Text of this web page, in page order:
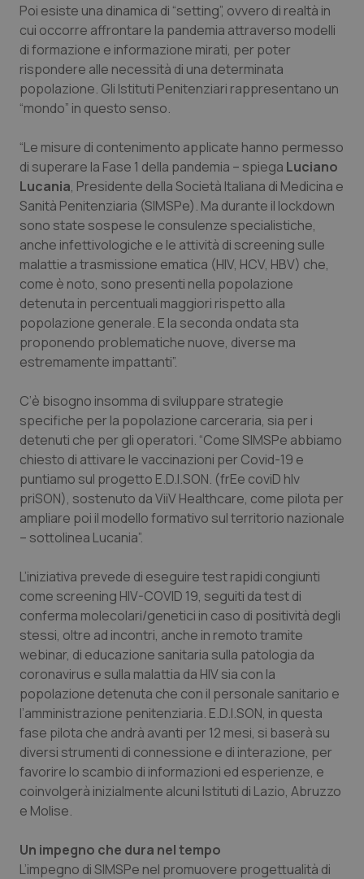
Lombardia
Marche
Molise
Provincia Autonoma di Bolzano
Provincia Autonoma di Trento
Puglia
Sardegna
Sicilia
Umbria
Valle D’Aosta
Veneto
Dolore
Donna & Salute
Epatiti
Infezioni & Febbre
Ipertensione & Scompenso
Malattie rare
Malattia di Crohn & Rettocolite Ulcerosa
Neuroscienze & patologie neurodegenerative
Oftalmologia
Oncodermatologia
Oncoematologia
Psoriasi & pelle
Quotidiano Cardiologia
Quotidiano Chirurgia
Quotidiano Oncologia
Quotidiano Pediatria
Rene & patologie urogenitali
Salute orale & impianti
Poi esiste una dinamica di “setting”, ovvero di realtà in
cui occorre affrontare la pandemia attraverso modelli
di formazione e informazione mirati, per poter
rispondere alle necessità di una determinata
popolazione. Gli Istituti Penitenziari rappresentano un
“mondo” in questo senso.
“Le misure di contenimento applicate hanno permesso
di superare la Fase 1 della pandemia – spiega Luciano
Lucania, Presidente della Società Italiana di Medicina e
Sanità Penitenziaria (SIMSPe). Ma durante il lockdown
sono state sospese le consulenze specialistiche,
anche infettivologiche e le attività di screening sulle
malattie a trasmissione ematica (HIV, HCV, HBV) che,
come è noto, sono presenti nella popolazione
detenuta in percentuali maggiori rispetto alla
popolazione generale. E la seconda ondata sta
proponendo problematiche nuove, diverse ma
estremamente impattanti”.
C’è bisogno insomma di sviluppare strategie
specifiche per la popolazione carceraria, sia per i
detenuti che per gli operatori. “Come SIMSPe abbiamo
chiesto di attivare le vaccinazioni per Covid-19 e
puntiamo sul progetto E.D.I.SON. (frEe coviD hIv
priSON), sostenuto da ViiV Healthcare, come pilota per
ampliare poi il modello formativo sul territorio nazionale
– sottolinea Lucania”.
L’iniziativa prevede di eseguire test rapidi congiunti
come screening HIV-COVID 19, seguiti da test di
conferma molecolari/genetici in caso di positività degli
stessi, oltre ad incontri, anche in remoto tramite
webinar, di educazione sanitaria sulla patologia da
coronavirus e sulla malattia da HIV sia con la
popolazione detenuta che con il personale sanitario e
l’amministrazione penitenziaria. E.D.I.SON, in questa
fase pilota che andrà avanti per 12 mesi, si baserà su
diversi strumenti di connessione e di interazione, per
favorire lo scambio di informazioni ed esperienze, e
coinvolgerà inizialmente alcuni Istituti di Lazio, Abruzzo
e Molise.
Un impegno che dura nel tempo
L’impegno di SIMSPe nel promuovere progettualità di